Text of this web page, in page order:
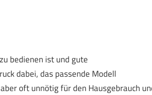
bedienen ist und gute
dabei, das passende Modell
oft unnötig für den Hausgebrauch